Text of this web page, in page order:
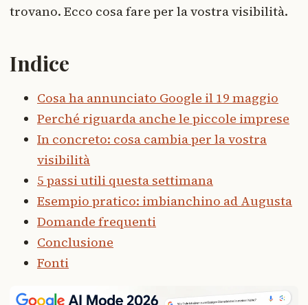
trovano. Ecco cosa fare per la vostra visibilità.
Indice
Cosa ha annunciato Google il 19 maggio
Perché riguarda anche le piccole imprese
In concreto: cosa cambia per la vostra
visibilità
5 passi utili questa settimana
Esempio pratico: imbianchino ad Augusta
Domande frequenti
Conclusione
Fonti